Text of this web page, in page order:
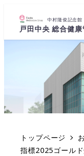
トップページ
指標2025ゴール